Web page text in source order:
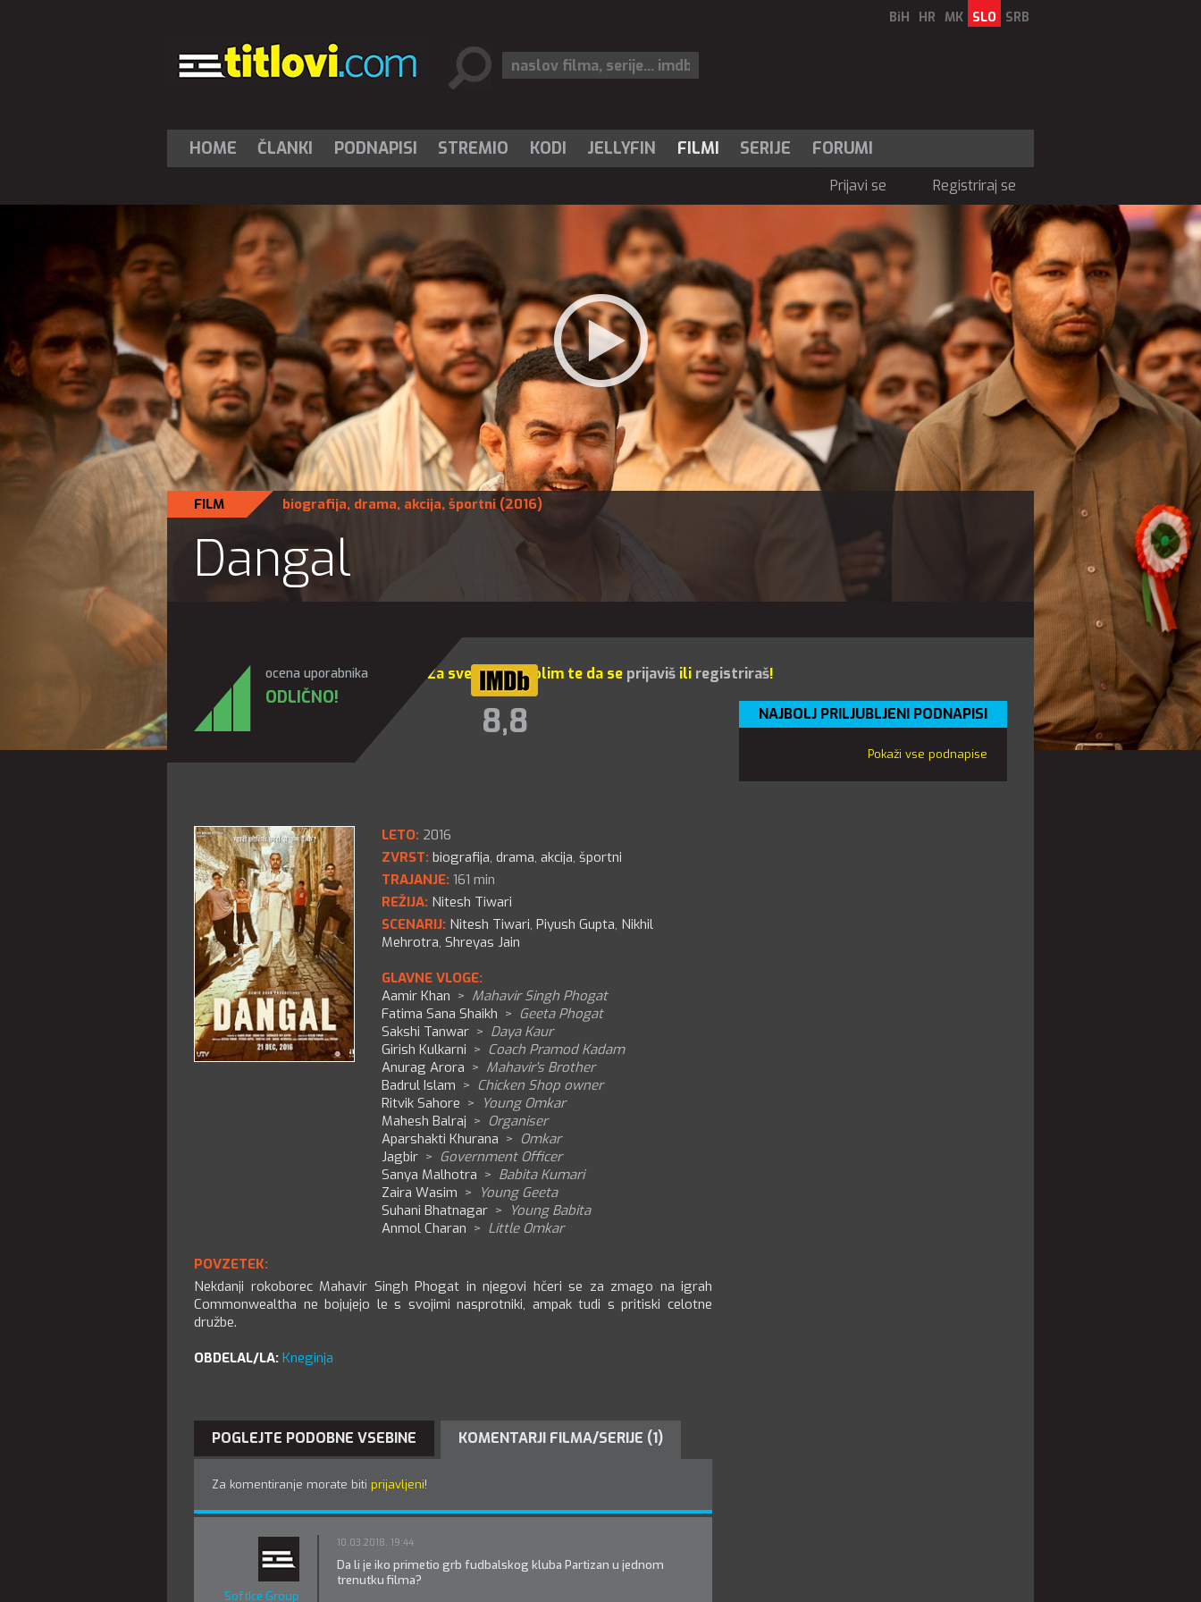
BiH HR MK SLO SRB
HOME ČLANKI PODNAPISI STREMIO KODI JELLYFIN FILMI SERIJE FORUMI
Prijavi se Registriraj se
FILM biografija, drama, akcija, športni (2016)
Dangal
Za sve opcije molim te da se prijaviš ili registriraš!
ocena uporabnika
ODLIČNO!
8,8
LETO: 2016
ZVRST: biografija, drama, akcija, športni
TRAJANJE: 161 min
REŽIJA: Nitesh Tiwari
SCENARIJ: Nitesh Tiwari, Piyush Gupta, Nikhil
Mehrotra, Shreyas Jain
GLAVNE VLOGE:
Aamir Khan > Mahavir Singh Phogat
Fatima Sana Shaikh > Geeta Phogat
Sakshi Tanwar > Daya Kaur
Girish Kulkarni > Coach Pramod Kadam
Anurag Arora > Mahavir's Brother
Badrul Islam > Chicken Shop owner
Ritvik Sahore > Young Omkar
Mahesh Balraj > Organiser
Aparshakti Khurana > Omkar
Jagbir > Government Officer
Sanya Malhotra > Babita Kumari
Zaira Wasim > Young Geeta
Suhani Bhatnagar > Young Babita
Anmol Charan > Little Omkar
POVZETEK:
Nekdanji rokoborec Mahavir Singh Phogat in njegovi hčeri se za zmago na igrah
Commonwealtha ne bojujejo le s svojimi nasprotniki, ampak tudi s pritiski celotne
družbe.
OBDELAL/LA: Kneginja
POGLEJTE PODOBNE VSEBINE KOMENTARJI FILMA/SERIJE (1)
Za komentiranje morate biti prijavljeni!
SoftIce Group
10.03.2018. 19:44
Da li je iko primetio grb fudbalskog kluba Partizan u jednom
trenutku filma?
NAJBOLJ PRILJUBLJENI PODNAPISI
Pokaži vse podnapise